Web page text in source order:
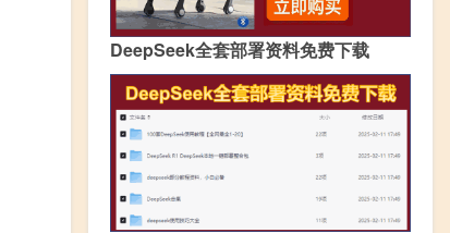
DeepSeek全套部署资料免费下载